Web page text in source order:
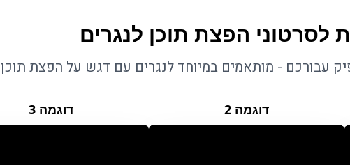
לסרטוני הפצת תוכן לנגרים
עבורכם - מותאמים במיוחד לנגרים עם דגש על הפצת תוכן
דוגמה 2 דוגמה 3